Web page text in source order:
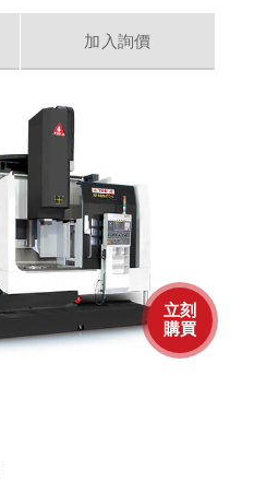
加入詢價